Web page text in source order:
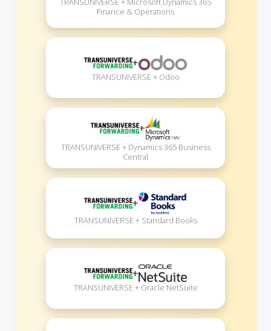
Finance & Operations
+
TRANSUNIVERSE + Odoo
+
TRANSUNIVERSE + Dynamics 365 Business
Central
+
TRANSUNIVERSE + Standard Books
+
TRANSUNIVERSE + Oracle NetSuite